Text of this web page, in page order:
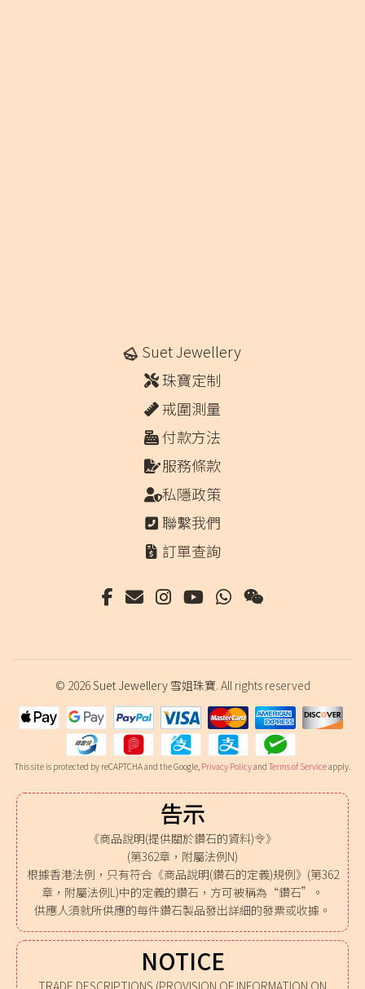
Suet Jewellery
珠寶定制
戒圍測量
付款方法
服務條款
私隱政策
聯繫我們
訂單查詢
© 2026Suet Jewellery 雪姐珠寶. All rights reserved
This site is protected by reCAPTCHA and the Google, Privacy Policyand Terms of Serviceapply.
告示
《商品說明(提供關於鑽石的資料)令》
(第362章，附屬法例N)
根據香港法例，只有符合《商品說明(鑽石的定義)規例》(第362
章，附屬法例L)中的定義的鑽石，方可被稱為“鑽石”。
供應人須就所供應的每件鑽石製品發出詳細的發票或收據。
NOTICE